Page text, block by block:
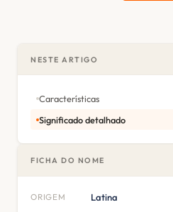
NESTE ARTIGO
Características
Significado detalhado
FICHA DO NOME
ORIGEM Latina